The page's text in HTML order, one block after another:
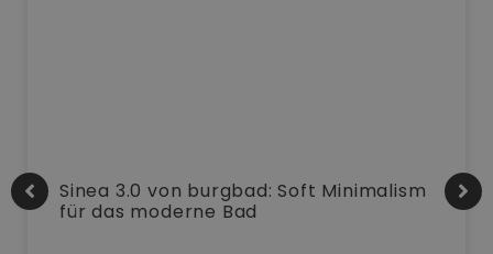
Sinea 3.0 von burgbad: Soft Minimalism
für das moderne Bad